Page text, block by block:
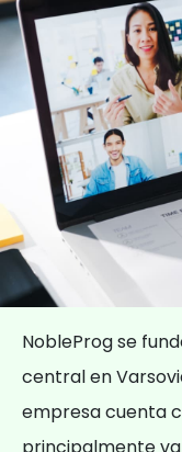
NobleProg se
central en
empresa cuenta
principalmente